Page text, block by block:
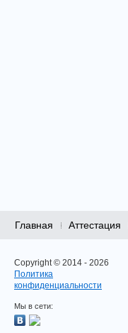
Главная Аттестация
Copyright © 2014 - 2026
Политика
конфиденциальности
Мы в сети: